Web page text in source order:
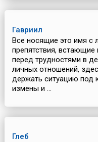
Гавриил
Все носящие это имя с
препятствия, встающие
перед трудностями в
личных отношений,
держать ситуацию под
измены и ...
Глеб